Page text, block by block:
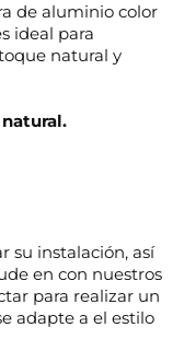
de aluminio color
ideal para
natural y
su instalación, así
en con nuestros
para realizar un
adapte a el estilo